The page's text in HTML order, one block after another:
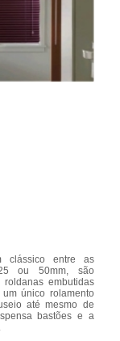
clássico entre as
ou 50mm, são
embutidas
único rolamento
até mesmo de
bastões e a